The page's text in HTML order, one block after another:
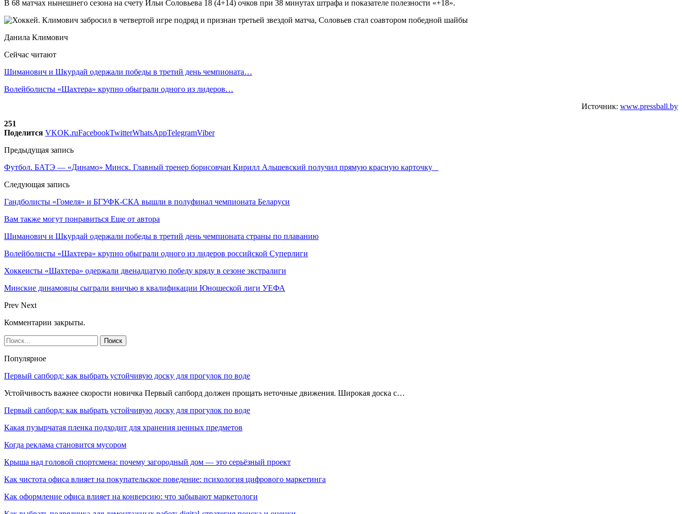
В 68 матчах нынешнего сезона на счету Ильи Соловьева 18 (4+14) очков при 38 минутах штрафа и показателе полезности «+18».
Данила Климович
Сейчас читают
Шиманович и Шкурдай одержали победы в третий день чемпионата…
Волейболисты «Шахтера» крупно обыграли одного из лидеров…
Источник: www.pressball.by
251
Поделится VKOK.ruFacebookTwitterWhatsAppTelegramViber
Предыдущая запись
Футбол. БАТЭ — «Динамо» Минск. Главный тренер борисовчан Кирилл Альшевский получил прямую красную карточку
Следующая запись
Гандболисты «Гомеля» и БГУФК-СКА вышли в полуфинал чемпионата Беларуси
Вам также могут понравиться Еще от автора
Шиманович и Шкурдай одержали победы в третий день чемпионата страны по плаванию
Волейболисты «Шахтера» крупно обыграли одного из лидеров российской Суперлиги
Хоккеисты «Шахтера» одержали двенадцатую победу кряду в сезоне экстралиги
Минские динамовцы сыграли вничью в квалификации Юношеской лиги УЕФА
Prev Next
Комментарии закрыты.
Популярное
Первый сапборд: как выбрать устойчивую доску для прогулок по воде
Устойчивость важнее скорости новичка Первый сапборд должен прощать неточные движения. Широкая доска с…
Первый сапборд: как выбрать устойчивую доску для прогулок по воде
Какая пузырчатая пленка подходит для хранения ценных предметов
Когда реклама становится мусором
Крыша над головой спортсмена: почему загородный дом — это серьёзный проект
Как чистота офиса влияет на покупательское поведение: психология цифрового маркетинга
Как оформление офиса влияет на конверсию: что забывают маркетологи